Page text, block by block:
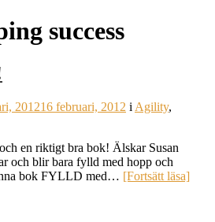
success
201216 februari, 2012 i Agility,
en riktigt bra bok! Älskar Susan
och blir bara fylld med hopp och
bok FYLLD med… [Fortsätt läsa]